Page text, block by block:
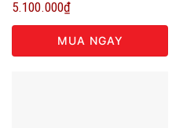
5.100.000₫
MUA NGAY